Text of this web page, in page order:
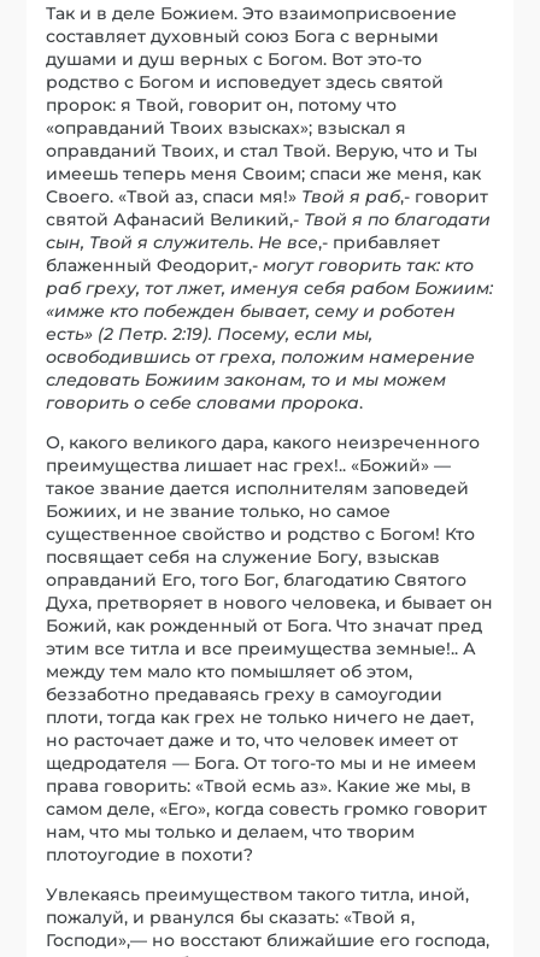
Так и в деле Божием. Это взаимоприсвоение
составляет духовный союз Бога с верными
душами и душ верных с Богом. Вот это-то
родство с Богом и исповедует здесь святой
пророк: я Твой, говорит он, потому что
«оправданий Твоих взысках»; взыскал я
оправданий Твоих, и стал Твой. Верую, что и Ты
имеешь теперь меня Своим; спаси же меня, как
Своего. «Твой аз, спаси мя!» Твой я раб,- говорит
святой Афанасий Великий,- Твой я по благодати
сын, Твой я служитель. Не все,- прибавляет
блаженный Феодорит,-могут говорить так: кто
раб греху, тот лжет, именуя себя рабом Божиим:
«имже кто побежден бывает, сему и роботен
есть» (2 Петр. 2:19). Посему, если мы,
освободившись от греха, положим намерение
следовать Божиим законам, то и мы можем
говорить о себе словами пророка.
О, какого великого дара, какого неизреченного
преимущества лишает нас грех!.. «Божий» —
такое звание дается исполнителям заповедей
Божиих, и не звание только, но самое
существенное свойство и родство с Богом! Кто
посвящает себя на служение Богу, взыскав
оправданий Его, того Бог, благодатию Святого
Духа, претворяет в нового человека, и бывает он
Божий, как рожденный от Бога. Что значат пред
этим все титла и все преимущества земные!.. А
между тем мало кто помышляет об этом,
беззаботно предаваясь греху в самоугодии
плоти, тогда как грех не только ничего не дает,
но расточает даже и то, что человек имеет от
щедродателя — Бога. От того-то мы и не имеем
права говорить: «Твой есмь аз». Какие же мы, в
самом деле, «Его», когда совесть громко говорит
нам, что мы только и делаем, что творим
плотоугодие в похоти?
Увлекаясь преимуществом такого титла, иной,
пожалуй, и рванулся бы сказать: «Твой я,
Господи»,— но восстают ближайшие его господа,